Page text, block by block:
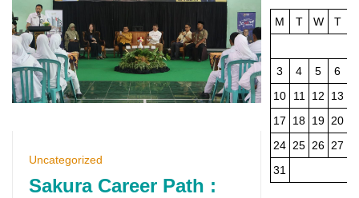
Uncategorized
Sakura Career Path :
M T W T
3 4 5 6
10
11 12 13
17
18 19 20
24 25 26 27
31